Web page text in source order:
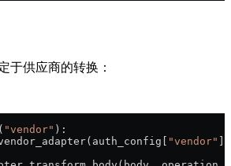
于供应商的转换：
"vendor" ):
"vendor"